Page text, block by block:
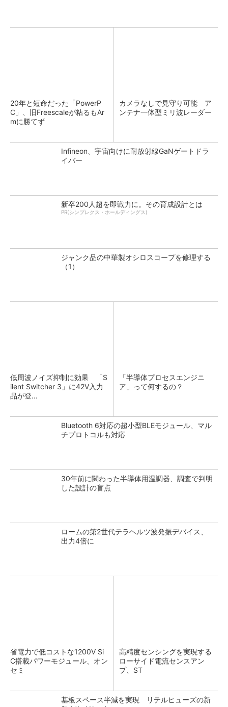
20年と短命だった「PowerP
C」、旧Freescaleが粘るもAr
mに勝てず
カメラなしで見守り可能 ア
ンテナ一体型ミリ波レーダー
Infineon、宇宙向けに耐放射線GaNゲートドラ
イバー
新卒200人超を即戦力に。その育成設計とは
PR(シンプレクス・ホールディングス)
ジャンク品の中華製オシロスコープを修理する
（1）
低周波ノイズ抑制に効果 「S
ilent Switcher 3」に42V入力
品が登...
「半導体プロセスエンジニ
ア」って何するの？
Bluetooth 6対応の超小型BLEモジュール、マル
チプロトコルも対応
30年前に関わった半導体用温調器、調査で判明
した設計の盲点
ロームの第2世代テラヘルツ波発振デバイス、
出力4倍に
省電力で低コストな1200V Si
C搭載パワーモジュール、オン
セミ
高精度センシングを実現する
ローサイド電流センスアン
プ、ST
基板スペース半減を実現 リテルヒューズの新